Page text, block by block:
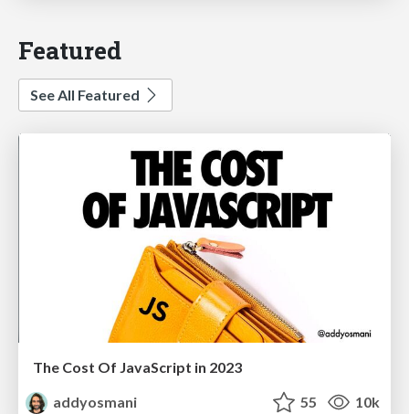
Featured
See All Featured
The Cost Of JavaScript in 2023
addyosmani
55 10k